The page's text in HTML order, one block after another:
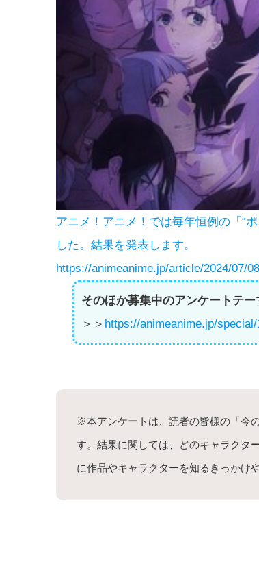
アニメ！アニメ！では毎年恒例の「“
した。結果を発表します。
https://animeanime.jp/article/2024/07/
そのほか募集中のアンケートテ
＞＞ https://animeanime.jp/
※本アンケートは、読者の皆様の「今
す。結果に関しては、どのキャラクタ
に作品やキャラクターを知るきっかけ